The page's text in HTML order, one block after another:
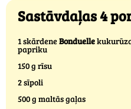
Sastāvdaļas 4
1 skārdeneBonduelle
papriku
150 g rīsu
2 sīpoli
500 g maltās gaļas